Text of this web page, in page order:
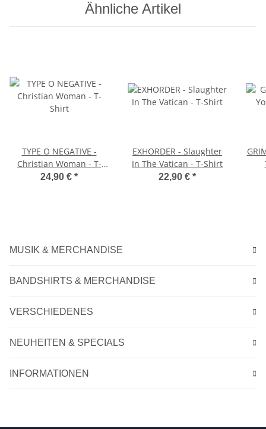
Ähnliche Artikel
TYPE O NEGATIVE -
Christian Woman - T-
Shirt
24,90 € *
EXHORDER - Slaughter
In The Vatican - T-Shirt
22,90 € *
MUSIK & MERCHANDISE
BANDSHIRTS & MERCHANDISE
VERSCHIEDENES
NEUHEITEN & SPECIALS
INFORMATIONEN